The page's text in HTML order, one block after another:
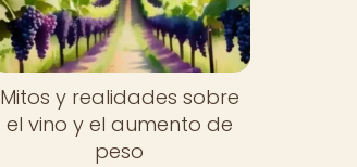
Mitos y realidades sobre
el vino y el aumento de
peso